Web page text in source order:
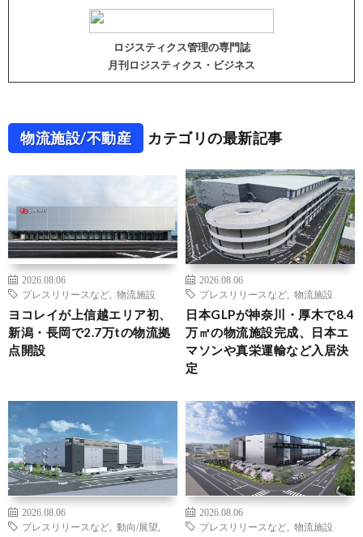
ロジスティクス管理の専門誌
月刊ロジスティクス・ビジネス
物流施設/不動産 カテゴリの最新記事
2026.08.06
プレスリリースなど
物流施設
ヨコレイが上信越エリア初、
新潟・長岡で2.7万tの物流拠
点開設
2026.08.06
プレスリリースなど
物流施設
日本GLPが神奈川・厚木で8.4
万㎡の物流施設完成、日本エ
マソンや真栄運輸など入居決
定
2026.08.06
プレスリリースなど
動向/展望
2026.08.06
プレスリリースなど
物流施設